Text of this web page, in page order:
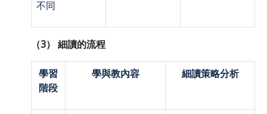
不同
（3） 細讀的流程
學習
階段
學與教內容 細讀策略分析